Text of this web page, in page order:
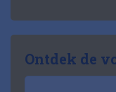
Ontdek de